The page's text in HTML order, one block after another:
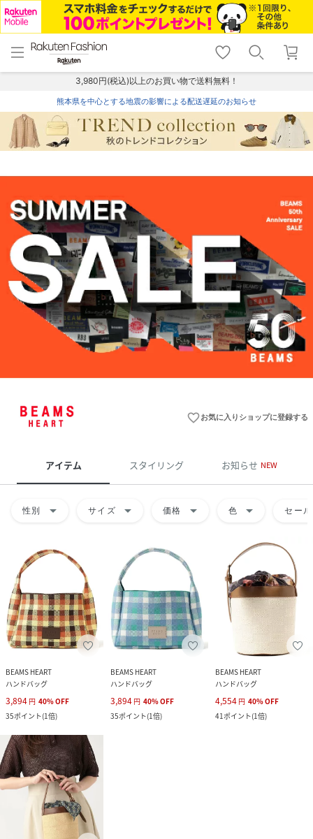
menu home
トップ
shopping_cart lock_outline
ログイン
3,980円(税込)以上のお買い物で送料無料！
熊本県を中心とする地震の影響による配送遅延のお知らせ
favorite_borderお気に入りショップに登録する
アイテム スタイリング お知らせ NEW
性別 arrow_drop_down サイズ arrow_drop_down 価格 arrow_drop_down 色 arrow_drop_down セール
BEAMS HEART
ハンドバッグ
3,894 円 40%OFF
35ポイント(1倍)
BEAMS HEART
ハンドバッグ
3,894 円 40%OFF
35ポイント(1倍)
BEAMS HEART
ハンドバッグ
4,554 円 40%OFF
41ポイント(1倍)